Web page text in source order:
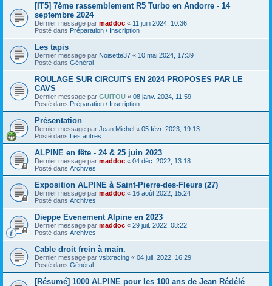
[IT5] 7ème rassemblement R5 Turbo en Andorre - 14
septembre 2024
Dernier message par maddoc « 11 juin 2024, 10:36
Posté dans Préparation / Inscription
Les tapis
Dernier message par Noisette37 « 10 mai 2024, 17:39
Posté dans Général
ROULAGE SUR CIRCUITS EN 2024 PROPOSES PAR LE
CAVS
Dernier message par GUITOU « 08 janv. 2024, 11:59
Posté dans Préparation / Inscription
Présentation
Dernier message par Jean Michel « 05 févr. 2023, 19:13
Posté dans Les autres
ALPINE en fête - 24 & 25 juin 2023
Dernier message par maddoc « 04 déc. 2022, 13:18
Posté dans Archives
Exposition ALPINE à Saint-Pierre-des-Fleurs (27)
Dernier message par maddoc « 16 août 2022, 15:24
Posté dans Archives
Dieppe Evenement Alpine en 2023
Dernier message par maddoc « 29 juil. 2022, 08:22
Posté dans Archives
Cable droit frein à main.
Dernier message par vsixracing « 04 juil. 2022, 16:29
Posté dans Général
[Résumé] 1000 ALPINE pour les 100 ans de Jean Rédélé